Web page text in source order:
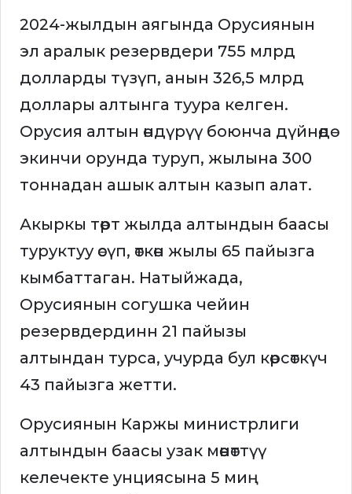
2024-жылдын аягында Орусиянын
эл аралык резервдери 755 млрд
долларды түзүп, анын 326,5 млрд
доллары алтынга туура келген.
Орусия алтын өндүрүү боюнча дүйнөдө
экинчи орунда туруп, жылына 300
тоннадан ашык алтын казып алат.
Акыркы төрт жылда алтындын баасы
туруктуу өсүп, өткөн жылы 65 пайызга
кымбаттаган. Натыйжада,
Орусиянын согушка чейин
резервдердинн 21 пайызы
алтындан турса, учурда бул көрсөткүч
43 пайызга жетти.
Орусиянын Каржы министрлиги
алтындын баасы узак мөөнөттүү
келечекте унциясына 5 миң